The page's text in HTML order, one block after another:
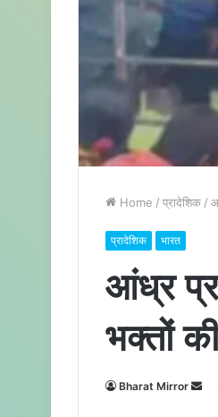
Home / प्रादेशिक /
प्रादेशिक भारत
आंध्र
भक्तों
Bharat Mirror